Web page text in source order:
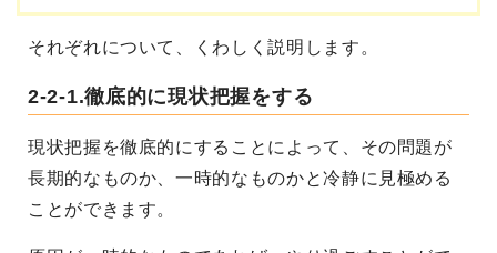
それぞれについて、くわしく説明します。
2-2-1.徹底的に現状把握をする
現状把握を徹底的にすることによって、その問題が
長期的なものか、一時的なものかと冷静に見極める
ことができます。